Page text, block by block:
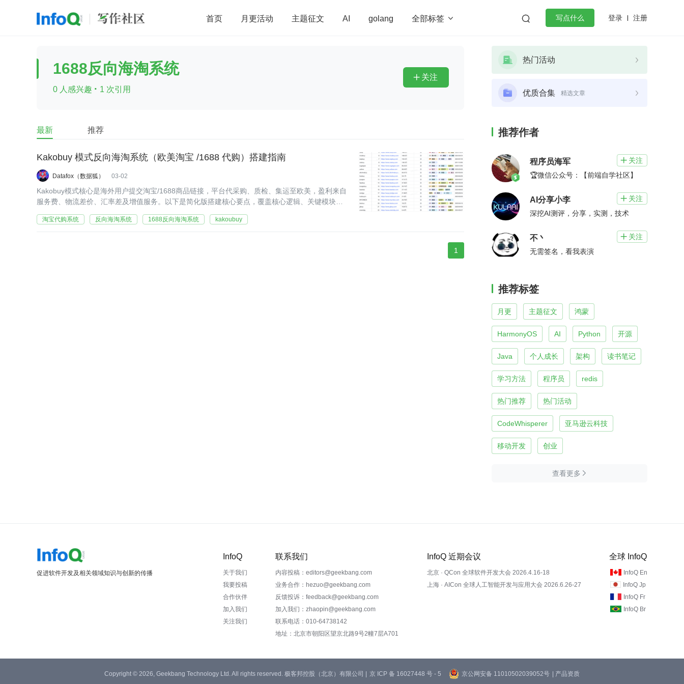
首页 月更活动 主题征文 AI golang 全部标签   写点什么 登录 注册
前端 AI 大数据 团队管理 redis
查看更多
1688反向海淘系统
0 人感兴趣 · 1 次引用
 关注
最新 推荐
Kakobuy 模式反向海淘系统（欧美淘宝 /1688 代购）搭建指南
Datafox（数据狐） 03-02
Kakobuy模式核心是海外用户提交淘宝/1688商品链接，平台代采购、质检、集运至欧美，盈利来自
服务费、物流差价、汇率差及增值服务。以下是简化版搭建核心要点，覆盖核心逻辑、关键模块、
淘宝代购系统 反向海淘系统 1688反向海淘系统 kakoubuy
1
热门活动
优质合集 精选文章
推荐作者
程序员海军  关注
🏆微信公众号：【前端自学社区】
AI分享小李  关注
深挖AI测评，分享，实测，技术
不丶  关注
无需签名，看我表演
推荐标签
月更 主题征文 鸿蒙
HarmonyOS AI Python 开源
Java 个人成长 架构 读书笔记
学习方法 程序员 redis
热门推荐 热门活动
CodeWhisperer 亚马逊云科技
移动开发 创业
查看更多 
促进软件开发及相关领域知识与创新的传播
InfoQ
关于我们
我要投稿
合作伙伴
加入我们
关注我们
联系我们
内容投稿：editors@geekbang.com
业务合作：hezuo@geekbang.com
反馈投诉：feedback@geekbang.com
加入我们：zhaopin@geekbang.com
联系电话：010-64738142
地址：北京市朝阳区望京北路9号2幢7层A701
InfoQ 近期会议
北京 · QCon 全球软件开发大会 2026.4.16-18
上海 · AICon 全球人工智能开发与应用大会 2026.6.26-27
全球 InfoQ
InfoQ En
InfoQ Jp
InfoQ Fr
InfoQ Br
Copyright © 2026, Geekbang Technology Ltd. All rights reserved. 极客邦控股（北京）有限公司 | 京 ICP 备 16027448 号 - 5 京公网安备 11010502039052号 | 产品资质